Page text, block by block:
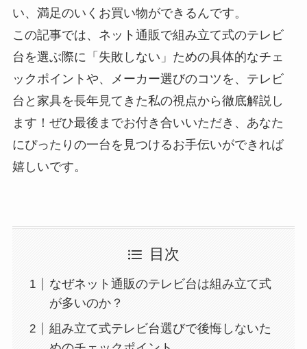
い、満足のいくお買い物ができるんです。
この記事では、ネット通販で組み立て式のテレビ
台を選ぶ際に「失敗しない」ための具体的なチェ
ックポイントや、メーカー選びのコツを、テレビ
台と家具を長年見てきた私の視点から徹底解説し
ます！ぜひ最後までお付き合いいただき、あなた
にぴったりの一台を見つけるお手伝いができれば
嬉しいです。
目次
なぜネット通販のテレビ台は組み立て式
が多いのか？
組み立て式テレビ台選びで後悔しないた